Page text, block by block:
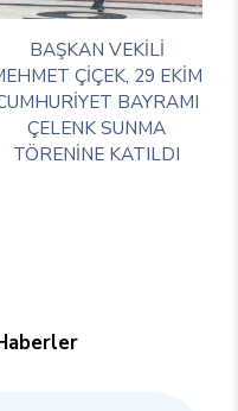
BAŞKAN VEKİLİ
ÇİÇEK, 29 EKİM
BAYRAMI
ÇELENK SUNMA
TÖRENİNE KATILDI